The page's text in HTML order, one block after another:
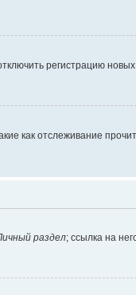
регистрацию
как отслеживание
раздел; ссылка на